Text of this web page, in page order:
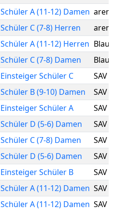
Schüler A (11-12) Damen
Schüler C (7-8) Herren
Schüler A (11-12) Herren
Schüler C (7-8) Damen
Einsteiger Schüler C
SAV
Schüler B (9-10) Damen
SAV
Einsteiger Schüler A
SAV
Schüler D (5-6) Damen
SAV
Schüler C (7-8) Damen
SAV
Schüler D (5-6) Damen
SAV
Einsteiger Schüler B
SAV
Schüler A (11-12) Damen SAV
Schüler A (11-12) Damen SAV